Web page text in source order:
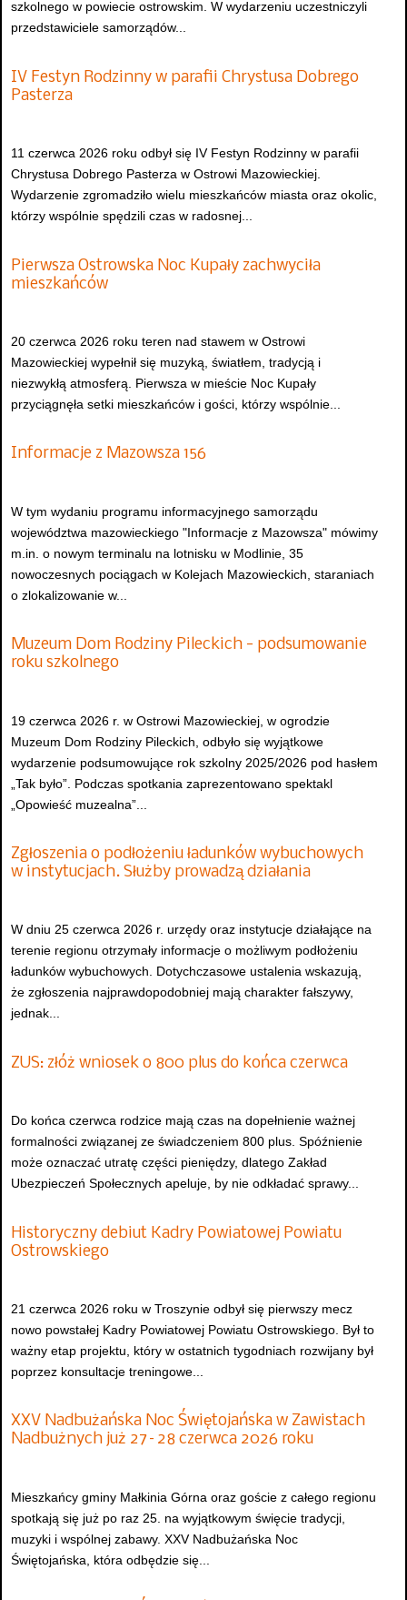
szkolnego w powiecie ostrowskim. W wydarzeniu uczestniczyli
przedstawiciele samorządów...
IV Festyn Rodzinny w parafii Chrystusa Dobrego
Pasterza
11 czerwca 2026 roku odbył się IV Festyn Rodzinny w parafii
Chrystusa Dobrego Pasterza w Ostrowi Mazowieckiej.
Wydarzenie zgromadziło wielu mieszkańców miasta oraz okolic,
którzy wspólnie spędzili czas w radosnej...
Pierwsza Ostrowska Noc Kupały zachwyciła
mieszkańców
20 czerwca 2026 roku teren nad stawem w Ostrowi
Mazowieckiej wypełnił się muzyką, światłem, tradycją i
niezwykłą atmosferą. Pierwsza w mieście Noc Kupały
przyciągnęła setki mieszkańców i gości, którzy wspólnie...
Informacje z Mazowsza 156
W tym wydaniu programu informacyjnego samorządu
województwa mazowieckiego "Informacje z Mazowsza" mówimy
m.in. o nowym terminalu na lotnisku w Modlinie, 35
nowoczesnych pociągach w Kolejach Mazowieckich, staraniach
o zlokalizowanie w...
Muzeum Dom Rodziny Pileckich - podsumowanie
roku szkolnego
19 czerwca 2026 r. w Ostrowi Mazowieckiej, w ogrodzie
Muzeum Dom Rodziny Pileckich, odbyło się wyjątkowe
wydarzenie podsumowujące rok szkolny 2025/2026 pod hasłem
„Tak było”. Podczas spotkania zaprezentowano spektakl
„Opowieść muzealna”...
Zgłoszenia o podłożeniu ładunków wybuchowych
w instytucjach. Służby prowadzą działania
W dniu 25 czerwca 2026 r. urzędy oraz instytucje działające na
terenie regionu otrzymały informacje o możliwym podłożeniu
ładunków wybuchowych. Dotychczasowe ustalenia wskazują,
że zgłoszenia najprawdopodobniej mają charakter fałszywy,
jednak...
ZUS: złóż wniosek o 800 plus do końca czerwca
Do końca czerwca rodzice mają czas na dopełnienie ważnej
formalności związanej ze świadczeniem 800 plus. Spóźnienie
może oznaczać utratę części pieniędzy, dlatego Zakład
Ubezpieczeń Społecznych apeluje, by nie odkładać sprawy...
Historyczny debiut Kadry Powiatowej Powiatu
Ostrowskiego
21 czerwca 2026 roku w Troszynie odbył się pierwszy mecz
nowo powstałej Kadry Powiatowej Powiatu Ostrowskiego. Był to
ważny etap projektu, który w ostatnich tygodniach rozwijany był
poprzez konsultacje treningowe...
XXV Nadbużańska Noc Świętojańska w Zawistach
Nadbużnych już 27–28 czerwca 2026 roku
Mieszkańcy gminy Małkinia Górna oraz goście z całego regionu
spotkają się już po raz 25. na wyjątkowym święcie tradycji,
muzyki i wspólnej zabawy. XXV Nadbużańska Noc
Świętojańska, która odbędzie się...